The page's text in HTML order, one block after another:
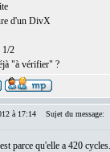
d'un DivX
1/2
"à vérifier" ?
à 17:14 Sujet du message:
parce qu'elle a 420 cycles.